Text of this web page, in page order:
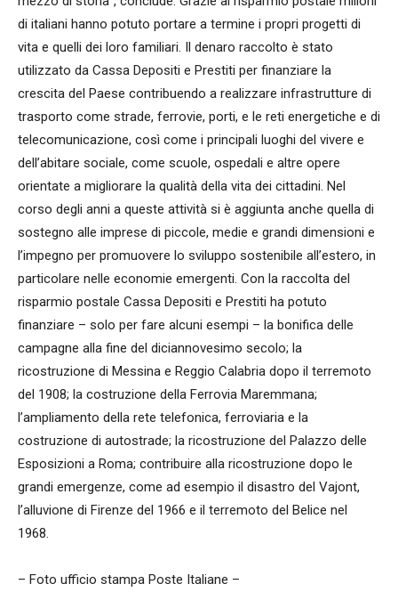
di italiani hanno potuto portare a termine i propri progetti di
vita e quelli dei loro familiari. Il denaro raccolto è stato
utilizzato da Cassa Depositi e Prestiti per finanziare la
crescita del Paese contribuendo a realizzare infrastrutture di
trasporto come strade, ferrovie, porti, e le reti energetiche e di
telecomunicazione, così come i principali luoghi del vivere e
dell’abitare sociale, come scuole, ospedali e altre opere
orientate a migliorare la qualità della vita dei cittadini. Nel
corso degli anni a queste attività si è aggiunta anche quella di
sostegno alle imprese di piccole, medie e grandi dimensioni e
l’impegno per promuovere lo sviluppo sostenibile all’estero, in
particolare nelle economie emergenti. Con la raccolta del
risparmio postale Cassa Depositi e Prestiti ha potuto
finanziare – solo per fare alcuni esempi – la bonifica delle
campagne alla fine del diciannovesimo secolo; la
ricostruzione di Messina e Reggio Calabria dopo il terremoto
del 1908; la costruzione della Ferrovia Maremmana;
l’ampliamento della rete telefonica, ferroviaria e la
costruzione di autostrade; la ricostruzione del Palazzo delle
Esposizioni a Roma; contribuire alla ricostruzione dopo le
grandi emergenze, come ad esempio il disastro del Vajont,
l’alluvione di Firenze del 1966 e il terremoto del Belice nel
1968.
– Foto ufficio stampa Poste Italiane –